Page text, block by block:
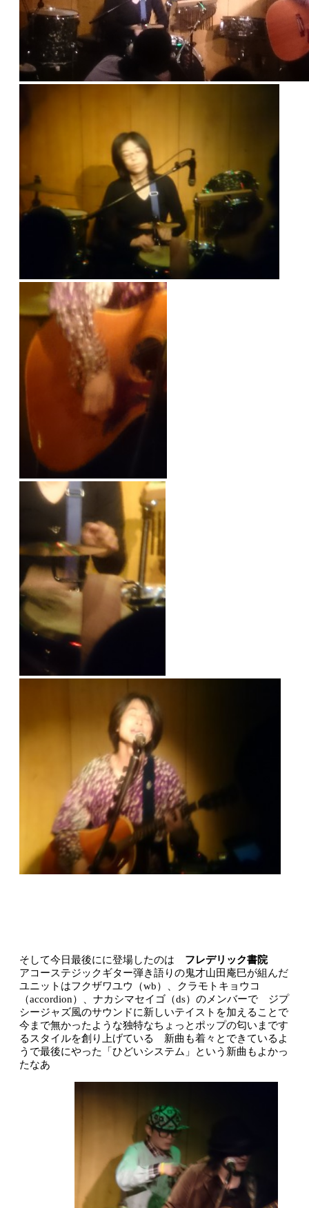
そして今日最後にに登場したのは フレデリック書院
アコーステジックギター弾き語りの鬼才山田庵巳が組んだ
ユニットはフクザワユウ（wb）、クラモトキョウコ
（accordion）、ナカシマセイゴ（ds）のメンバーで ジプ
シージャズ風のサウンドに新しいテイストを加えることで
今まで無かったような独特なちょっとポップの匂いまです
るスタイルを創り上げている 新曲も着々とできているよ
うで最後にやった「ひどいシステム」という新曲もよかっ
たなあ